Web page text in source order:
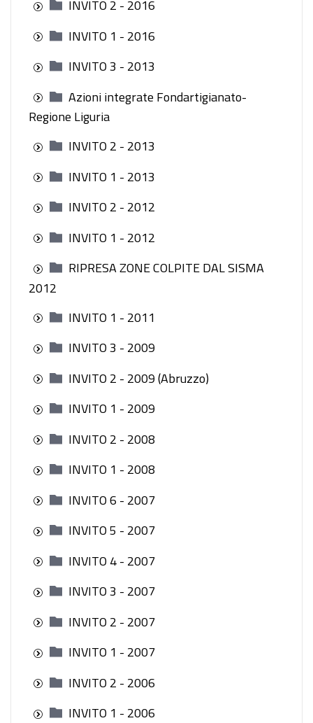
INVITO 2 - 2016
INVITO 1 - 2016
INVITO 3 - 2013
Azioni integrate Fondartigianato-
Regione Liguria
INVITO 2 - 2013
INVITO 1 - 2013
INVITO 2 - 2012
INVITO 1 - 2012
RIPRESA ZONE COLPITE DAL SISMA
2012
INVITO 1 - 2011
INVITO 3 - 2009
INVITO 2 - 2009 (Abruzzo)
INVITO 1 - 2009
INVITO 2 - 2008
INVITO 1 - 2008
INVITO 6 - 2007
INVITO 5 - 2007
INVITO 4 - 2007
INVITO 3 - 2007
INVITO 2 - 2007
INVITO 1 - 2007
INVITO 2 - 2006
INVITO 1 - 2006